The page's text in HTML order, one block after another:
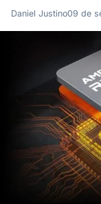
Daniel Justino09 de